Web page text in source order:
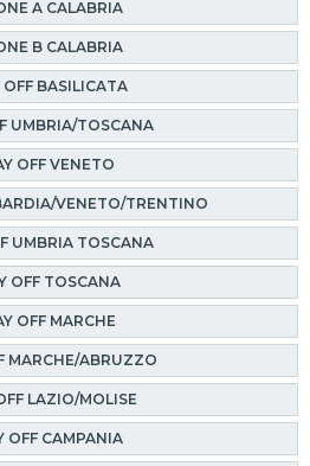
A CALABRIA
B CALABRIA
OFF BASILICATA
UMBRIA/TOSCANA
OFF VENETO
VENETO/TRENTINO
UMBRIA TOSCANA
OFF TOSCANA
OFF MARCHE
MARCHE/ABRUZZO
LAZIO/MOLISE
OFF CAMPANIA